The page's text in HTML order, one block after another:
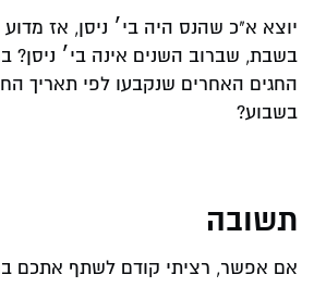
יוצא א"כ שהנס היה בי׳ ניסן, אז
בשבת, שברוב השנים אינה בי׳ ניסן?
החגים האחרים שנקבעו לפי תאריך
בשבוע?
תשובה
אם אפשר, רציתי קודם לשתף אתכם